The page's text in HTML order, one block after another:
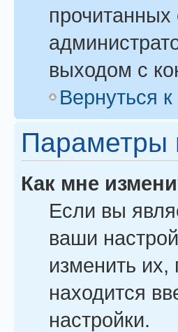
выходом с
Вернуться
Параметры
Как мне
Если вы
ваши
изменить
находится
настройки.